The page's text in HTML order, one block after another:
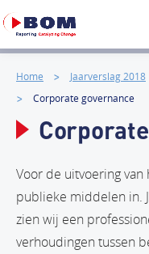
Home Jaarverslag 2018
Corporate governance
Voor de uitvoering
publieke middelen in.
zien wij een
verhoudingen tussen